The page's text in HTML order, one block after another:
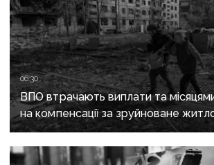
06:30
ВПО втрачають виплати та
на компенсації за зруйноване
вимагає змін від уряду